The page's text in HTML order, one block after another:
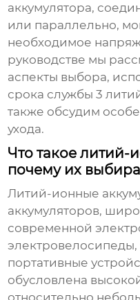
аккумулятора,
или параллельно,
необходимое
руководстве мы
аспекты выбора,
срока службы3
также обсудим
ухода.
Что такое литий-
почему их
Литий-ионные
аккумуляторов,
современной
портативные
обусловлена